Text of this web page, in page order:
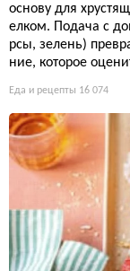
основу для
елком. Подача с
рсы, зелень)
ние, которое
Еда и рецепты 16 074